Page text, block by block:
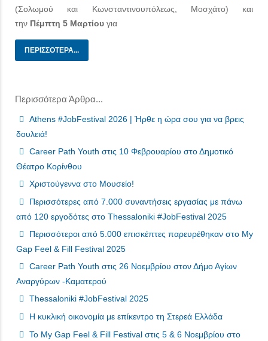
(Σολωμού και Κωνσταντινουπόλεως, Μοσχάτο) και
την Πέμπτη 5 Μαρτίου για
ΠΕΡΙΣΣΌΤΕΡΑ...
Περισσότερα Άρθρα...
Athens #JobFestival 2026 | Ήρθε η ώρα σου για να βρεις
δουλειά!
Career Path Youth στις 10 Φεβρουαρίου στο Δημοτικό
Θέατρο Κορίνθου
Χριστούγεννα στο Μουσείο!
Περισσότερες από 7.000 συναντήσεις εργασίας με πάνω
από 120 εργοδότες στο Thessaloniki #JobFestival 2025
Περισσότεροι από 5.000 επισκέπτες παρευρέθηκαν στο My
Gap Feel & Fill Festival 2025
Career Path Youth στις 26 Νοεμβρίου στον Δήμο Αγίων
Αναργύρων -Καματερού
Thessaloniki #JobFestival 2025
Η κυκλική οικονομία με επίκεντρο τη Στερεά Ελλάδα
To My Gap Feel & Fill Festival στις 5 & 6 Νοεμβρίου στο